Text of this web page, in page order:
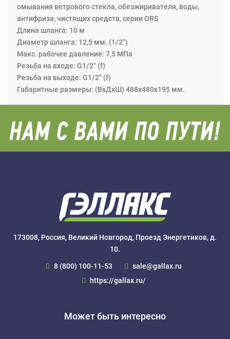
омывания ветрового стекла, обезжиривателя, воды,
антифриза, чистящих средств, серии ORS
Длина шланга: 10 м
Диаметр шланга: 12,5 мм. (1/2")
Макс. рабочее давление: 7,5 МПа
Резьба на входе: G1/2" (f)
Резьба на выходе: G1/2" (f)
Габаритные размеры: (ВхДхШ) 488х480х195 мм.
173008, Россия, Великий Новгород, Проезд Энергетиков, д.
10.
8 (800) 100-11-53
sale@gallax.ru
https://gallax.ru/
Может быть интересно